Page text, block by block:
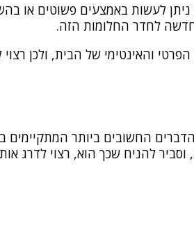
לעשות באמצעים פשוטים או
לחדר החלומות הזה.
והאינטימי של הבית, ולכן רצוי
החשובים ביותר
להניח שכך הוא, רצוי לדרג